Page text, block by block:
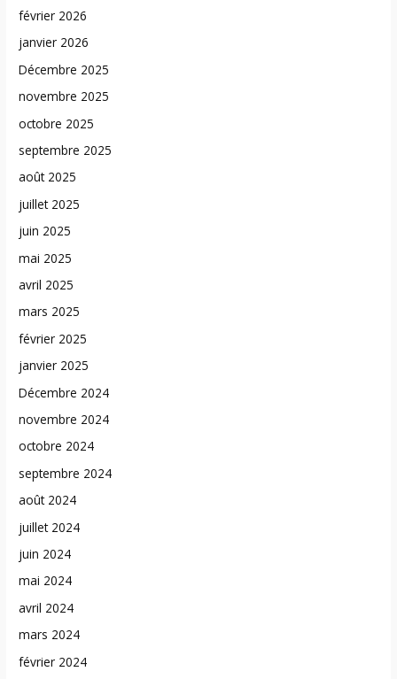
février 2026
janvier 2026
Décembre 2025
novembre 2025
octobre 2025
septembre 2025
août 2025
juillet 2025
juin 2025
mai 2025
avril 2025
mars 2025
février 2025
janvier 2025
Décembre 2024
novembre 2024
octobre 2024
septembre 2024
août 2024
juillet 2024
juin 2024
mai 2024
avril 2024
mars 2024
février 2024